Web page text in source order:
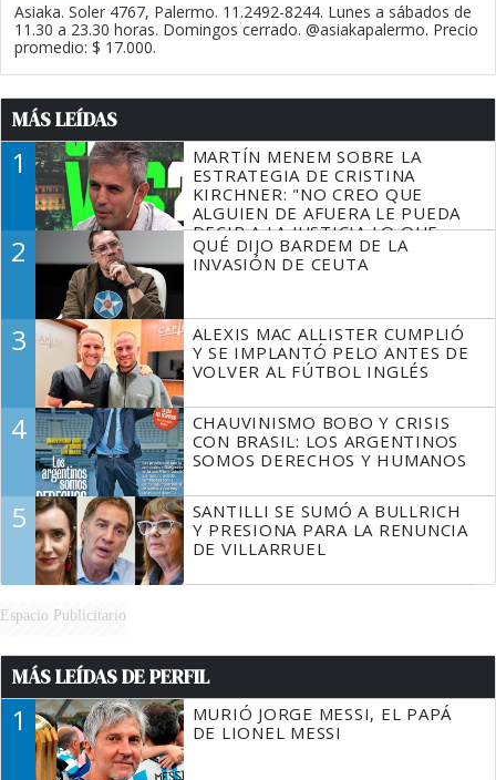
Asiaka. Soler 4767, Palermo. 11.2492-8244. Lunes a sábados de
11.30 a 23.30 horas. Domingos cerrado. @asiakapalermo. Precio
promedio: $ 17.000.
MÁS LEÍDAS
1
MARTÍN MENEM SOBRE LA
ESTRATEGIA DE CRISTINA
KIRCHNER: "NO CREO QUE
ALGUIEN DE AFUERA LE PUEDA
DECIR A LA JUSTICIA LO QUE
TIENE QUE HACER"
2
QUÉ DIJO BARDEM DE LA
INVASIÓN DE CEUTA
3
ALEXIS MAC ALLISTER CUMPLIÓ
Y SE IMPLANTÓ PELO ANTES DE
VOLVER AL FÚTBOL INGLÉS
4
CHAUVINISMO BOBO Y CRISIS
CON BRASIL: LOS ARGENTINOS
SOMOS DERECHOS Y HUMANOS
5
SANTILLI SE SUMÓ A BULLRICH
Y PRESIONA PARA LA RENUNCIA
DE VILLARRUEL
Espacio Publicitario
MÁS LEÍDAS DE PERFIL
1
MURIÓ JORGE MESSI, EL PAPÁ
DE LIONEL MESSI